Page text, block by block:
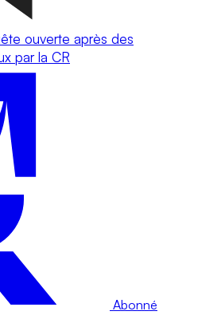
ouverte après des
par la CR
Abonné